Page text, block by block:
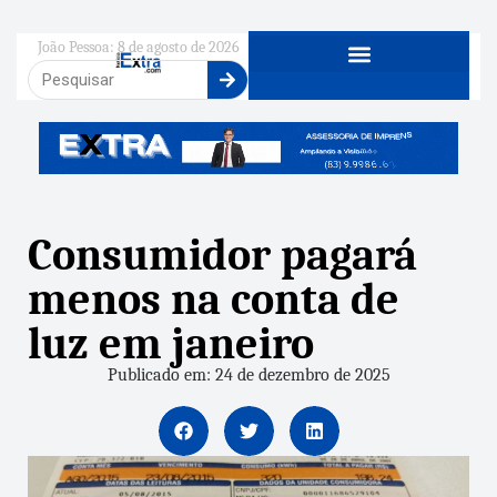
João Pessoa: 8 de agosto de 2026
Consumidor pagará
menos na conta de
luz em janeiro
Publicado em: 24 de dezembro de 2025